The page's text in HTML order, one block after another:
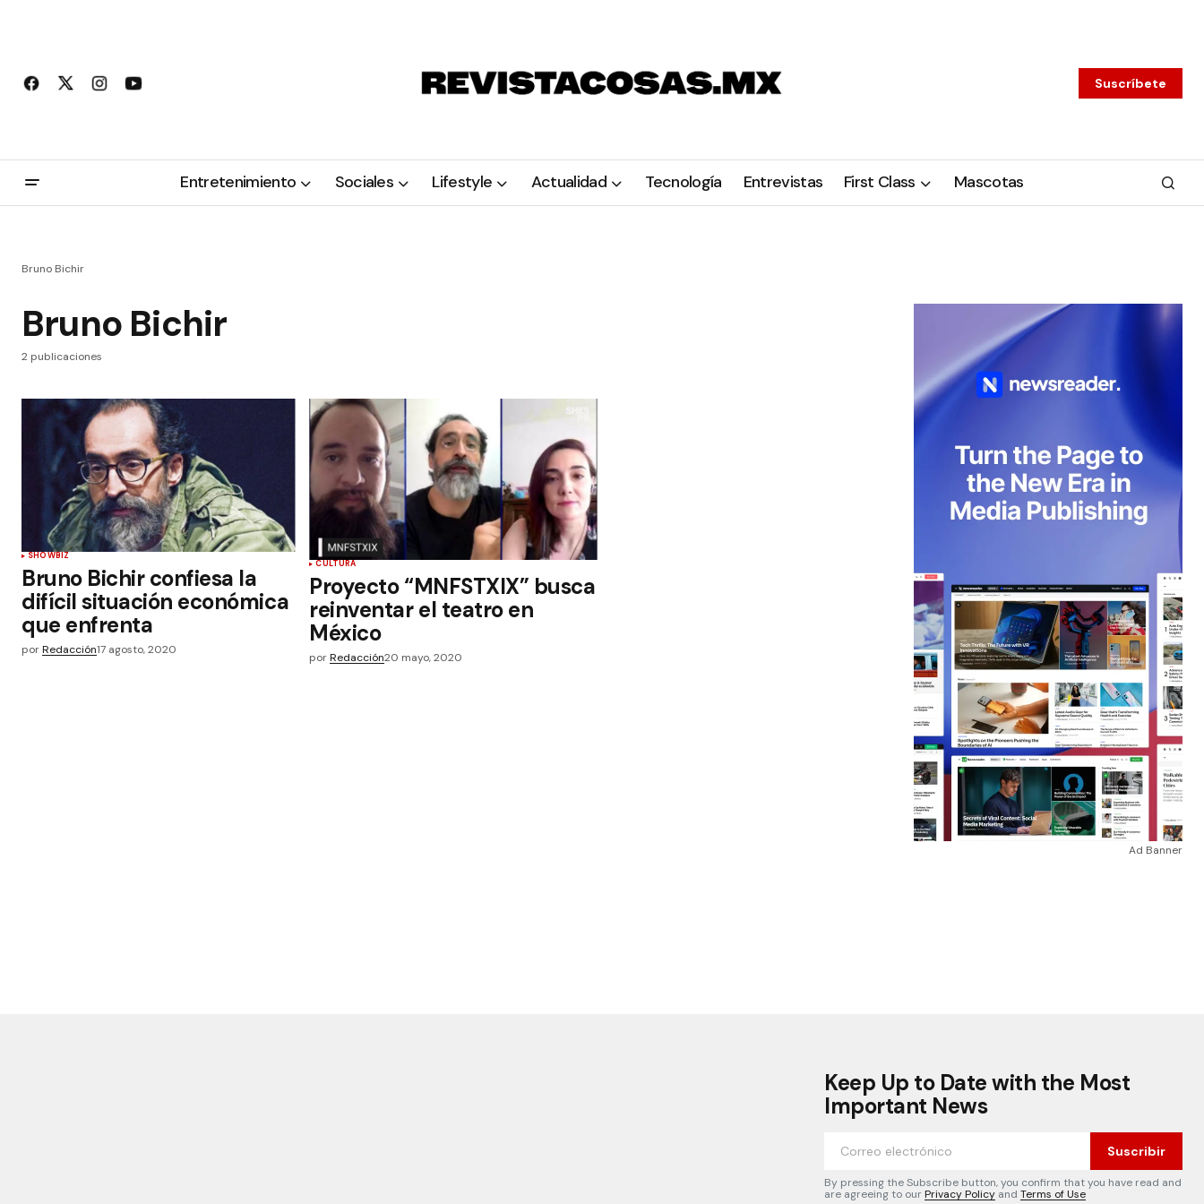
Suscríbete
Entretenimiento Sociales Lifestyle Actualidad Tecnología Entrevistas First Class Mascotas
Bruno Bichir
Bruno Bichir
2 publicaciones
SHOWBIZ
Bruno Bichir confiesa la
difícil situación económica
que enfrenta
porRedacción17 agosto, 2020
CULTURA
Proyecto “MNFSTXlX” busca
reinventar el teatro en
México
por Redacción20 mayo, 2020
Ad Banner
Keep Up to Date with the Most
Important News
Suscribir
By pressing the Subscribe button, you confirm that you have read and
are agreeing to ourPrivacy Policy and Terms of Use